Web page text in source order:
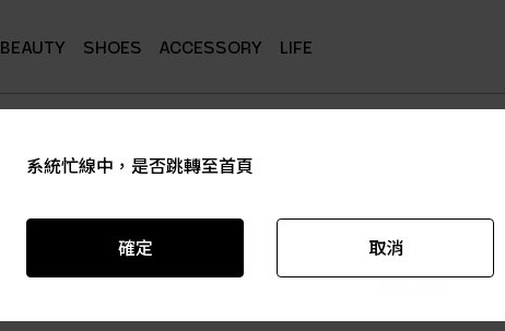
BEAUTY SHOES ACCESSORY LIFE
系統忙線中，是否跳轉至首頁
確定 取消
系統忙線中，是否跳轉至首頁
確定 取消
系統忙線中，是否跳轉至首頁
確定 取消
系統忙線中，是否跳轉至首頁
確定 取消
系統忙線中，是否跳轉至首頁
確定 取消
系統忙線中，是否跳轉至首頁
確定 取消